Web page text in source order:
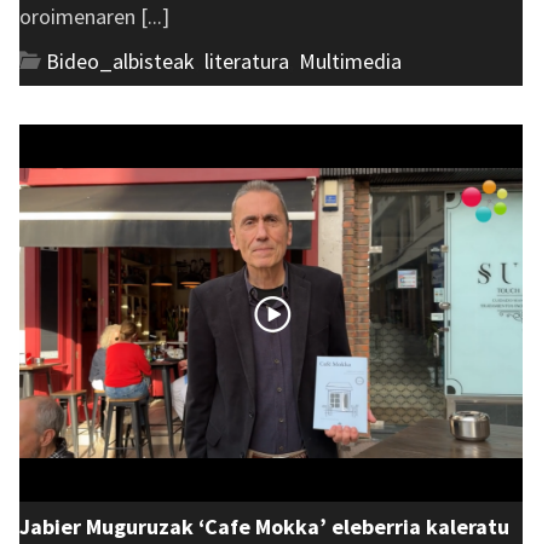
oroimenaren [...]
Bideo_albisteak literatura Multimedia
Jabier Muguruzak ‘Cafe Mokka’ eleberria kaleratu